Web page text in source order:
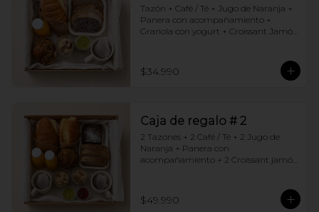
Tazón + Café / Té + Jugo de Naranja +
Panera con acompañamiento +
Granola con yogurt + Croissant Jamón
$34.990
Caja de regalo # 2
2 Tazones + 2 Café / Té + 2 Jugo de
Naranja + Panera con
acompañamiento + 2 Croissant jamón
$49.990